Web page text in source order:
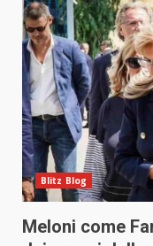
Blitz Blog
Meloni come